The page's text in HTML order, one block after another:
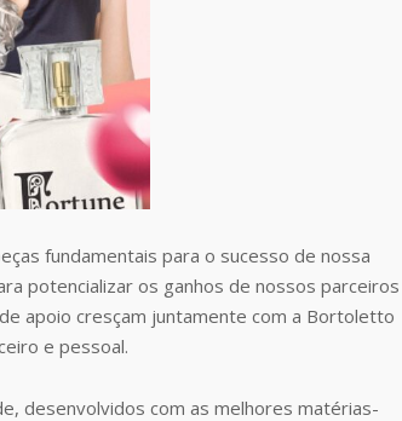
fundamentais para o sucesso de nossa
potencializar os ganhos de nossos parceiros
apoio cresçam juntamente com a Bortoletto
e pessoal.
desenvolvidos com as melhores matérias-